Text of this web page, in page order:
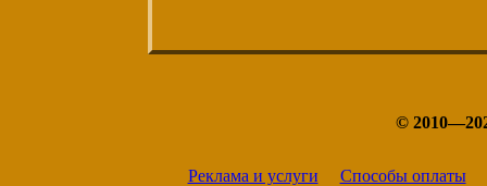
©
Реклама и услуги Способы оплаты